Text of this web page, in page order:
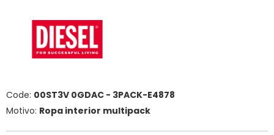
Code: 00ST3V 0GDAC - 3PACK-E4878
Motivo: Ropa interior multipack